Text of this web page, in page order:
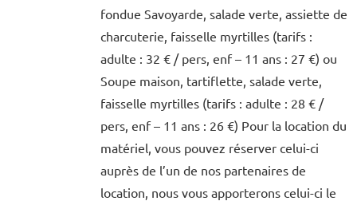
fondue Savoyarde, salade verte, assiette de
charcuterie, faisselle myrtilles (tarifs :
adulte : 32 € / pers, enf – 11 ans : 27 €) ou
Soupe maison, tartiflette, salade verte,
faisselle myrtilles (tarifs : adulte : 28 € /
pers, enf – 11 ans : 26 €) Pour la location du
matériel, vous pouvez réserver celui-ci
auprès de l’un de nos partenaires de
location, nous vous apporterons celui-ci le